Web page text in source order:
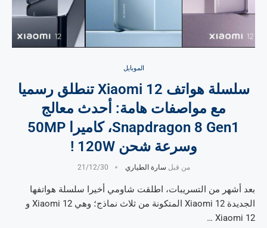
الموبايل
سلسلة هواتف Xiaomi 12 تنطلق رسميا
مع مواصفات هامة: أحدث معالج
Snapdragon 8 Gen1، كاميرا 50MP
وسرعة شحن 120W !
من قبل سارة الطياري 21/12/30
بعد أشهر من التسريبات، اطلقت شاومي أخيرا سلسلة هواتفها
الجديدة Xiaomi 12 المتكونة من ثلاث نماذج؛ وهي Xiaomi 12 و
Xiaomi 12 …